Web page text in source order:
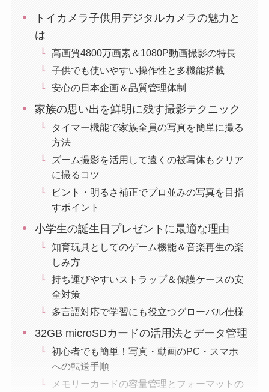
トイカメラ子供用デジタルカメラの魅力と
は
高画質4800万画素＆1080P動画撮影の特長
子供でも使いやすい操作性と多機能搭載
安心の日本企画＆品質管理体制
家族の思い出を鮮明に残す撮影テクニック
タイマー機能で家族全員の写真を簡単に撮る
方法
ズーム撮影を活用して遠くの被写体もクリア
に撮るコツ
ピント・明るさ補正でプロ並みの写真を目指
すポイント
小学生の誕生日プレゼントに最適な理由
知育玩具としてのゲーム機能＆音楽再生の楽
しみ方
持ち運びやすいストラップ＆保護ケースの安
全対策
多言語対応で学習にも役立つグローバル仕様
32GB microSDカードの活用法とデータ管理
初心者でも簡単！写真・動画のPC・スマホ
への転送手順
メモリーカードの容量管理とフォーマットの